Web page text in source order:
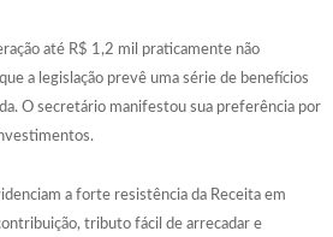
até R$ 1,2 mil praticamente não
a legislação prevê uma série de benefícios
O secretário manifestou sua preferência por
a forte resistência da Receita em
tributo fácil de arrecadar e